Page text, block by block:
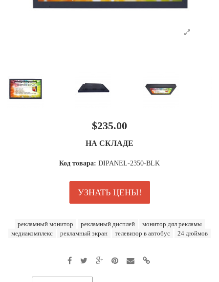
$235.00
НА СКЛАДЕ
Код товара: DIPANEL-2350-BLK
УЗНАТЬ ЦЕНЫ!
рекламный монитор рекламный дисплей
монитор дял рекламы
медиакомплекс
рекламный экран телевизор в автобус 24 дюймов